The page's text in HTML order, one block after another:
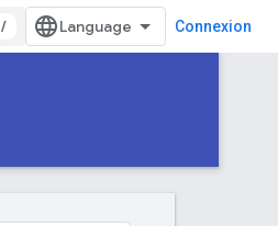
/ Connexion